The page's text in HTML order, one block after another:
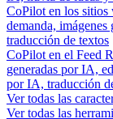
CoPilot en los sitios
demanda,
traducción de textos
CoPilot en el Feed
generadas por IA,
por IA, traducción
Ver todas las
Ver todas las